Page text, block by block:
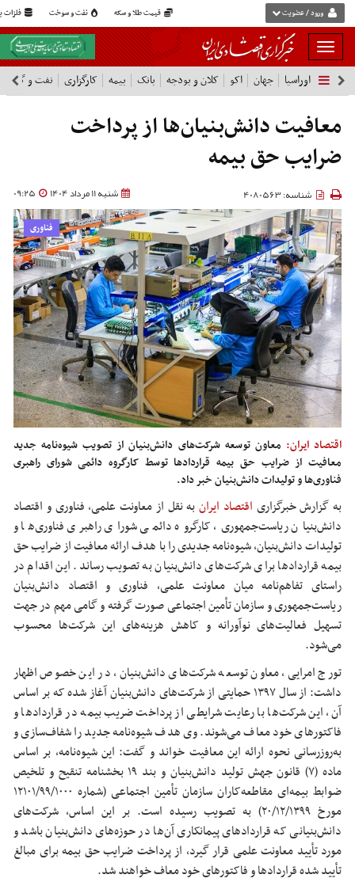
قیمت طلا و سکه نفت و سوخت فلزات ورود / عضویت
بار
و
بسته
نمودن
فهرست
اوراسیا جهان اکو کلان و بودجه بانک بیمه کارگزاری نفت و گاز
معافیت دانش‌بنیان‌ها از پرداخت
ضرایب حق بیمه
شنبه 11 مرداد 1404 09:25 شناسه: 4080563
فناوری
اقتصاد ایران: معاون توسعه شرکت‌های دانش‌بنیان از تصویب شیوه‌نامه جدید
معافیت از ضرایب حق بیمه قراردادها توسط کارگروه دائمی شورای راهبری
فناوری‌ها و تولیدات دانش‌بنیان خبر داد.
به گزارش خبرگزاری اقتصاد ایرانبه نقل از معاونت علمی، فناوری و اقتصاد
دانش‌بنیان ریاست‌جمهوری، کارگروه دائمی شورای راهبری فناوری‌ها و
تولیدات دانش‌بنیان، شیوه‌نامه جدیدی را با هدف ارائه معافیت از ضرایب حق
بیمه قراردادها برای شرکت‌های دانش‌بنیان به تصویب رساند. این اقدام در
راستای تفاهم‌نامه میان معاونت علمی، فناوری و اقتصاد دانش‌بنیان
ریاست‌جمهوری و سازمان تأمین اجتماعی صورت گرفته و گامی مهم در جهت
تسهیل فعالیت‌های نوآورانه و کاهش هزینه‌های این شرکت‌ها محسوب
می‌شود.
تورج امرایی، معاون توسعه شرکت‌های دانش‌بنیان، در این خصوص اظهار
داشت: از سال ۱۳۹۷ حمایتی از شرکت‌های دانش‌بنیان آغاز شده که بر اساس
آن، این شرکت‌ها با رعایت شرایطی از پرداخت ضریب بیمه در قراردادها و
فاکتورهای خود معاف می‌شوند. وی هدف شیوه‌نامه جدید را شفاف‌سازی و
به‌روزرسانی نحوه ارائه این معافیت خواند و گفت: این شیوه‌نامه، بر اساس
ماده (۷) قانون جهش تولید دانش‌بنیان و بند ۱۹ بخشنامه تنقیح و تلخیص
ضوابط بیمه‌ای مقاطعه‌کاران سازمان تأمین اجتماعی (شماره ۱۲۱۰۱/۹۹/۱۰۰۰
مورخ ۲۰/۱۲/۱۳۹۹) به تصویب رسیده است. بر این اساس، شرکت‌های
دانش‌بنیانی که قراردادهای پیمانکاری آن‌ها در حوزه‌های دانش‌بنیان باشد و
مورد تأیید معاونت علمی قرار گیرد، از پرداخت ضرایب حق بیمه برای مبالغ
تأیید شده قراردادها و فاکتورهای خود معاف خواهند شد.